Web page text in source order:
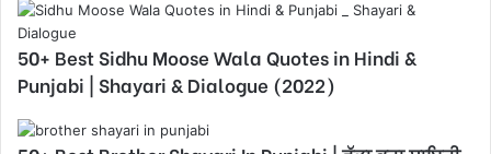
50+ Best Sidhu Moose Wala Quotes in Hindi &
Punjabi | Shayari & Dialogue (2022)